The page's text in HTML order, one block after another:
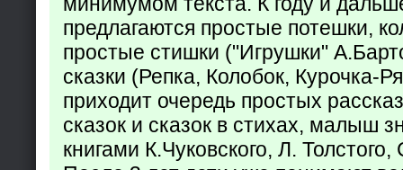
предлагаются простые потешки,
простые стишки ("Игрушки"
сказки (Репка, Колобок, Курочка-
приходит очередь простых
сказок и сказок в стихах, малыш
книгами К.Чуковского, Л.